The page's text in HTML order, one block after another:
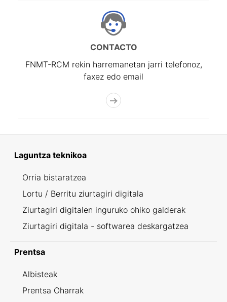
CONTACTO
FNMT-RCM rekin harremanetan jarri telefonoz,
faxez edo email
Laguntza teknikoa
Orria bistaratzea
Lortu / Berritu ziurtagiri digitala
Ziurtagiri digitalen inguruko ohiko galderak
Ziurtagiri digitala - softwarea deskargatzea
Prentsa
Albisteak
Prentsa Oharrak